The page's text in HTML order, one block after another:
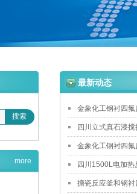
最新动态
金象化工钢衬四
四川立式真石漆
金象化工钢衬四
四川1500L电加热
搪瓷反应釜和钢
搜索
more